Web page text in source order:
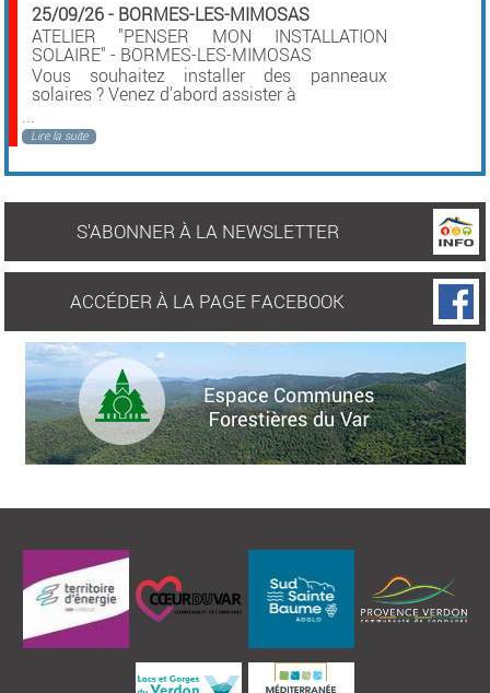
25/09/26- BORMES-LES-MIMOSAS
ATELIER "PENSER MON INSTALLATION
SOLAIRE" - BORMES-LES-MIMOSAS
Vous souhaitez installer des panneaux
solaires ? Venez d'abord assister à
Lire la suite
S'ABONNER À LA NEWSLETTER
ACCÉDER À LA PAGE FACEBOOK